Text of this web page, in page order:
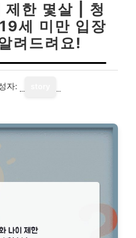
제한 몇살 | 청
세 미만 입장
려드려요!
자: